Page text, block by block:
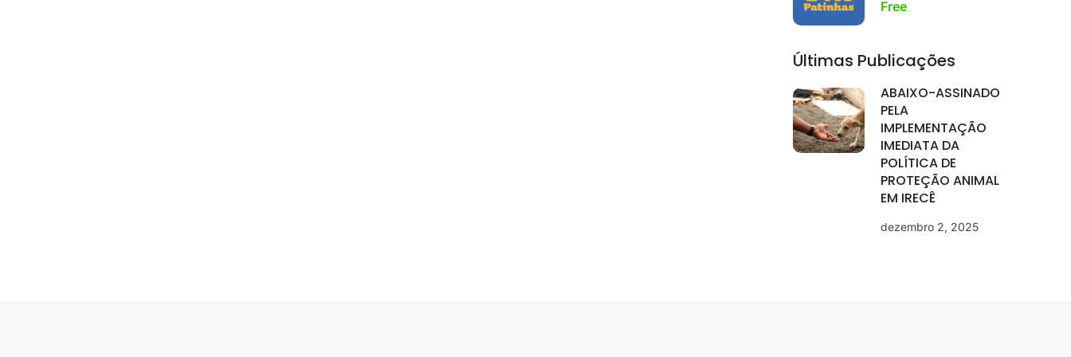
Free
Últimas Publicações
ABAIXO-ASSINADO
PELA
IMPLEMENTAÇÃO
IMEDIATA DA
POLÍTICA DE
PROTEÇÃO ANIMAL
EM IRECÊ
dezembro 2, 2025